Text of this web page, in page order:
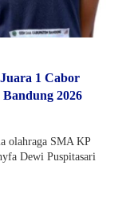
1 Cabor
2026
olahraga SMA KP
Dewi Puspitasari